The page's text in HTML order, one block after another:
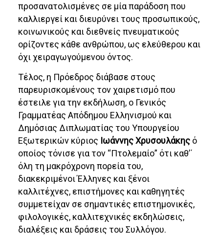
προσανατολισμένες σε μία παράδοση που
καλλιεργεί και διευρύνει τους προσωπικούς,
κοινωνικούς και διεθνείς πνευματικούς
ορίζοντες κάθε ανθρώπου, ως ελεύθερου και
όχι χειραγωγούμενου όντος.
Τέλος, η Πρόεδρος διάβασε στους
παρευρισκομένους τον χαιρετισμό που
έστειλε για την εκδήλωση, ο Γενικός
Γραμματέας Απόδημου Ελληνισμού και
Δημόσιας Διπλωματίας του Υπουργείου
Εξωτερικών κύριος Ιωάννης Χρυσουλάκης ό
οποίος τόνισε για τον “Πτολεμαίο” ότι καθ’΄
όλη τη μακρόχρονη πορεία του,
διακεκριμένοι Έλληνες και ξένοι
καλλιτέχνες, επιστήμονες και καθηγητές
συμμετείχαν σε σημαντικές επιστημονικές,
φιλολογικές, καλλιτεχνικές εκδηλώσεις,
διαλέξεις και δράσεις του Συλλόγου.